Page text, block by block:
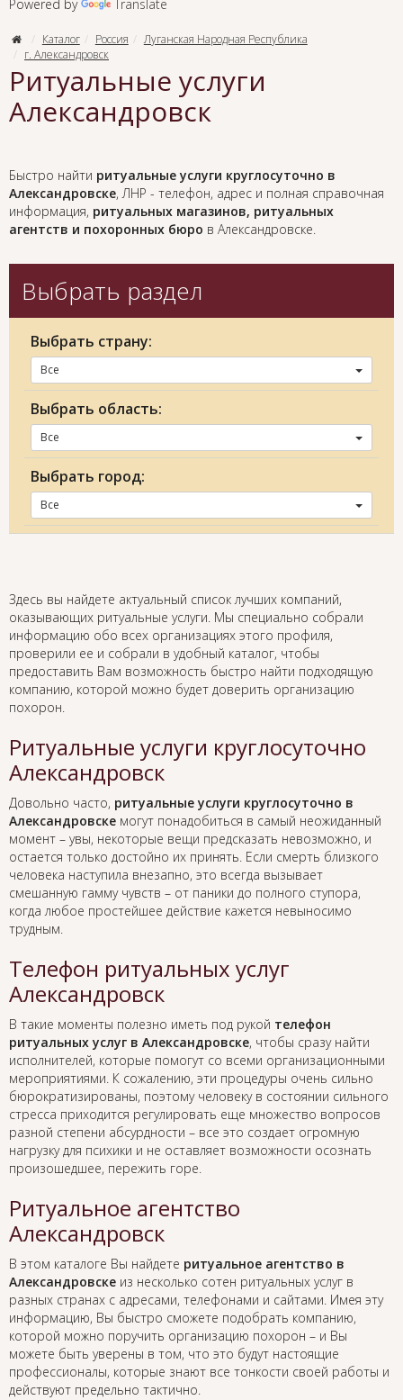
Powered by Translate
Каталог Россия
Луганская Народная Республика
г. Александровск
Ритуальные услуги
Александровск
Быстро найти ритуальные услуги круглосуточно в
Александровске, ЛНР - телефон, адрес и полная справочная
информация, ритуальных магазинов, ритуальных
агентств и похоронных бюро в Александровске.
Выбрать раздел
Выбрать страну:
Все
Выбрать область:
Все
Выбрать город:
Все
Здесь вы найдете актуальный список лучших компаний,
оказывающих ритуальные услуги. Мы специально собрали
информацию обо всех организациях этого профиля,
проверили ее и собрали в удобный каталог, чтобы
предоставить Вам возможность быстро найти подходящую
компанию, которой можно будет доверить организацию
похорон.
Ритуальные услуги круглосуточно
Александровск
Довольно часто, ритуальные услуги круглосуточно в
Александровске могут понадобиться в самый неожиданный
момент – увы, некоторые вещи предсказать невозможно, и
остается только достойно их принять. Если смерть близкого
человека наступила внезапно, это всегда вызывает
смешанную гамму чувств – от паники до полного ступора,
когда любое простейшее действие кажется невыносимо
трудным.
Телефон ритуальных услуг
Александровск
В такие моменты полезно иметь под рукой телефон
ритуальных услуг в Александровске, чтобы сразу найти
исполнителей, которые помогут со всеми организационными
мероприятиями. К сожалению, эти процедуры очень сильно
бюрократизированы, поэтому человеку в состоянии сильного
стресса приходится регулировать еще множество вопросов
разной степени абсурдности – все это создает огромную
нагрузку для психики и не оставляет возможности осознать
произошедшее, пережить горе.
Ритуальное агентство
Александровск
В этом каталоге Вы найдете ритуальное агентство в
Александровске из несколько сотен ритуальных услуг в
разных странах с адресами, телефонами и сайтами. Имея эту
информацию, Вы быстро сможете подобрать компанию,
которой можно поручить организацию похорон – и Вы
можете быть уверены в том, что это будут настоящие
профессионалы, которые знают все тонкости своей работы и
действуют предельно тактично.